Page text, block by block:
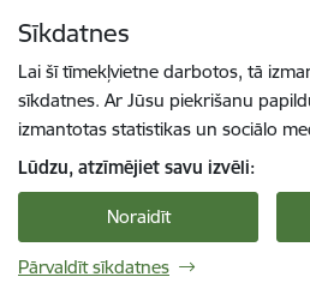
Sīkdatnes
Lai šī tīmekļvietne darbotos, tā
sīkdatnes. Ar Jūsu piekrišanu
izmantotas statistikas un sociālo
Lūdzu, atzīmējiet savu izvēli:
Noraidīt
Pārvaldīt sīkdatnes